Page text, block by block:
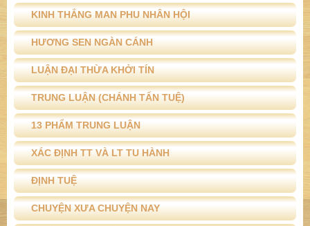
30
31 1 2 3 4 5
1 ***** PHẬT HỌC VẤN ĐÁP *****
2 ***** TÍCH TRUYỆN PHÁP CÚ *****
3 ***** SÁCH ĐÃ XUẤT BẢN *****
THẬP THIỆN LƯỢC GIẢI
KINH THẮNG MAN PHU NHÂN HỘI
HƯƠNG SEN NGÀN CÁNH
LUẬN ĐẠI THỪA KHỞI TÍN